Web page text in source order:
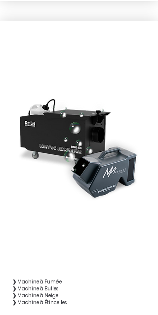
❯ Machine à Fumée
❯ Machine à Bulles
❯ Machine à Neige
❯ Machine à Étincelles